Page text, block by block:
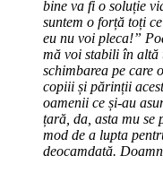
bine va fi o soluție
suntem o forță toți
eu nu voi pleca!”
mă voi stabili în
schimbarea pe care
copiii și părinții
oamenii ce și-au
țară, da, asta mu se
mod de a lupta
deocamdată.